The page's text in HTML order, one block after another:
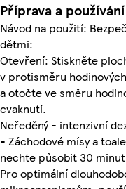
Příprava a používání
Návod na použití:
dětmi:
Otevření: Stiskněte
v protisměru
a otočte ve směru
cvaknutí.
Neředěný - intenzivní
- Záchodové mísy a
nechte působit 30
Pro optimální